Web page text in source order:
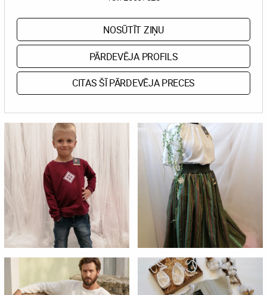
NOSŪTĪT ZIŅU
PĀRDEVĒJA PROFILS
CITAS ŠĪ PĀRDEVĒJA PRECES